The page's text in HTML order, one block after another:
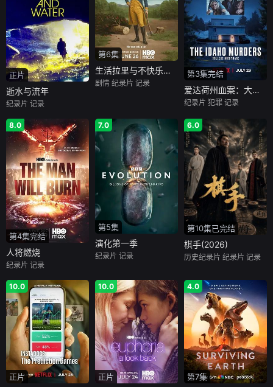
正片
逝水与流年
纪录片 记录
第6集
生活拉里与不快乐的追求 一部美国史
剧情 纪录片 记录
第3集完结
爱达荷州血案：大学梦魇
纪录片 犯罪 记录
8.0
第4集完结
人将燃烧
纪录片 记录
7.0
第5集
演化第一季
纪录片 记录
6.0
第10集已完结
棋手(2026)
历史纪录片 纪录片 记录
10.0
正片
10.0
正片
4.0
第7集